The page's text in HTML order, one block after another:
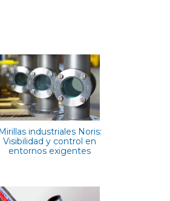
Mirillas industriales Noris:
Visibilidad y control en
entornos exigentes